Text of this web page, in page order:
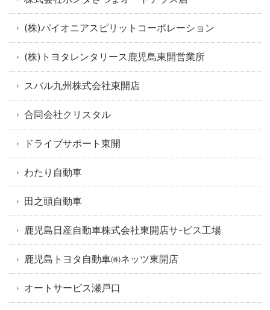
(株)パイオニアスピリットコーポレーション
(株)トヨタレンタリース鹿児島東開営業所
スバル九州株式会社東開店
合同会社クリスタル
ドライブサポート東開
わたり自動車
田之頭自動車
鹿児島日産自動車株式会社東開店サ-ビス工場
鹿児島トヨタ自動車㈱ネッツ東開店
オートサービス瀬戸口